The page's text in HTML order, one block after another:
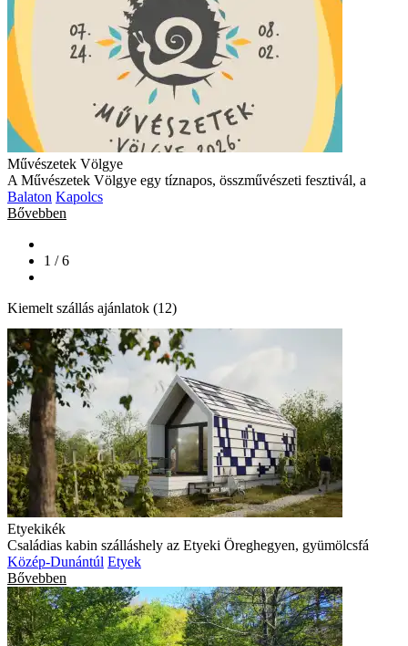
Művészetek Völgye
A Művészetek Völgye egy tíznapos, összművészeti fesztivál, a
Balaton Kapolcs
Bővebben
1 / 6
Kiemelt szállás ajánlatok (12)
Etyekikék
Családias kabin szálláshely az Etyeki Öreghegyen, gyümölcsfá
Közép-Dunántúl Etyek
Bővebben